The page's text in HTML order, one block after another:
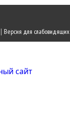
| Версия для слабовидящих